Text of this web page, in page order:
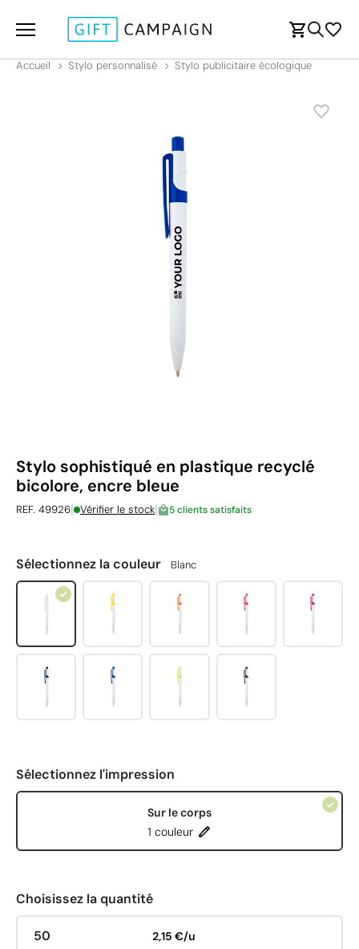
Accueil Stylo personnalisé Stylo publicitaire écologique
Stylo sophistiqué en plastique recyclé
bicolore, encre bleue
REF. 49926| Vérifier le stock| 5 clients satisfaits
Sélectionnez la couleur Blanc
Sélectionnez l'impression
Sur le corps
1 couleur
Choisissez la quantité
50 2,15 €/u